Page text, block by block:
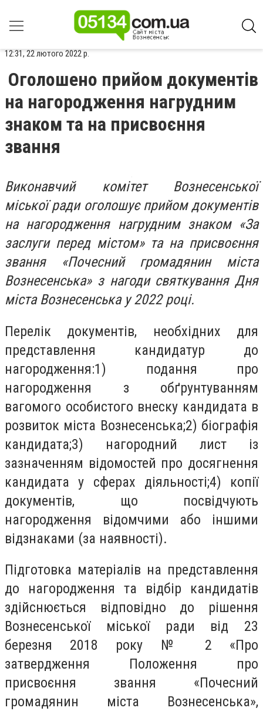
12:31, 22 лютого 2022 р.
Оголошено прийом документів
на нагородження нагрудним
знаком та на присвоєння
звання
Виконавчий комітет Вознесенської
міської ради оголошує прийом документів
на нагородження нагрудним знаком «За
заслуги перед містом» та на присвоєння
звання «Почесний громадянин міста
Вознесенська» з нагоди святкування Дня
міста Вознесенська у 2022 році.
Перелік документів, необхідних для
представлення кандидатур до
нагородження:1) подання про
нагородження з обґрунтуванням
вагомого особистого внеску кандидата в
розвиток міста Вознесенська;2) біографія
кандидата;3) нагородний лист із
зазначенням відомостей про досягнення
кандидата у сферах діяльності;4) копії
документів, що посвідчують
нагородження відомчими або іншими
відзнаками (за наявності).
Підготовка матеріалів на представлення
до нагородження та відбір кандидатів
здійснюється відповідно до рішення
Вознесенської міської ради від 23
березня 2018 року № 2 «Про
затвердження Положення про
присвоєння звання «Почесний
громадянин міста Вознесенська»,